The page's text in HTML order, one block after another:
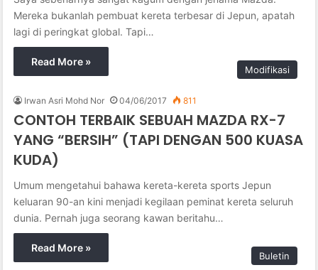
Mereka bukanlah pembuat kereta terbesar di Jepun, apatah
lagi di peringkat global. Tapi…
Read More »
Modifikasi
Irwan Asri Mohd Nor 04/06/2017 811
CONTOH TERBAIK SEBUAH MAZDA RX-7
YANG “BERSIH” (TAPI DENGAN 500 KUASA
KUDA)
Umum mengetahui bahawa kereta-kereta sports Jepun
keluaran 90-an kini menjadi kegilaan peminat kereta seluruh
dunia. Pernah juga seorang kawan beritahu…
Read More »
Buletin